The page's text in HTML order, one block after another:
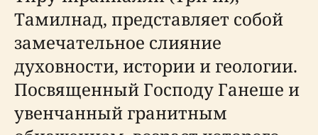
Тамилнад, представляет собой
замечательное слияние
духовности, истории и геологии.
Посвященный Господу Ганеше и
увенчанный гранитным